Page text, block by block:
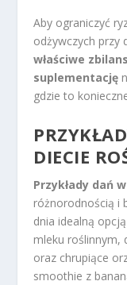
Aby ograniczyć
odżywczych przy
właściwe
suplementację
gdzie to
DIECIE
Przykłady dań
różnorodnością i
dnia idealną
mleku roślinnym,
oraz chrupiące
smoothie z